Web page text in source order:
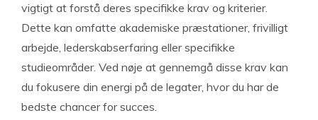
vigtigt at forstå deres specifikke krav og kriterier.
Dette kan omfatte akademiske præstationer, frivilligt
arbejde, lederskabserfaring eller specifikke
studieområder. Ved nøje at gennemgå disse krav kan
du fokusere din energi på de legater, hvor du har de
bedste chancer for succes.